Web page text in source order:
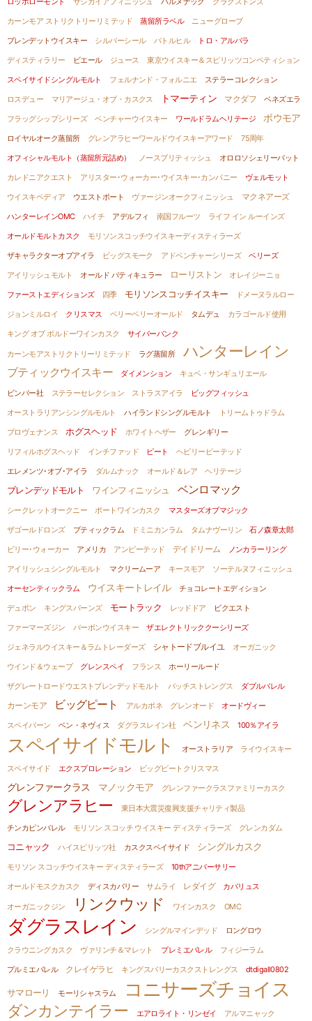
カーンモア ストリクトリーリミテッド
蒸留所ラベル
ニューグローブ
ブレンデットウイスキー
シルバーシール バトルヒル
トロ・アルバラ
ディスティラリー
ビエール ジュース
東京ウイスキー＆スピリッツコンペティション
スペイサイドシングルモルト
フェルナンド・フォルニエ
ステラーコレクション
ロスデュー
マリアージュ・オブ・カスクス トマーティン マクダフ
ベネズエラ
フラッグシップシリーズ
ベンチャーウイスキー ワールドラムヘリテージ ボウモア
ロイヤルオーク蒸留所 グレンアラヒーワールドウイスキーアワード
75周年
オフィシャルモルト（蒸留所元詰め）
ノースブリティッシュ
オロロソシェリーバット
カレドニアクエスト
アリスター･ウォーカー･ウイスキー･カンパニー
ヴェルモット
ウイスキペディア
ウエストポート ヴァージンオークフィニッシュ マクネアーズ
ハンターレインOMC ハイチ アデルフィ 南国フルーツ
ライフ イン ルーインズ
オールドモルトカスク
モリソンスコッチウイスキーディスティラーズ
ザキャラクターオブアイラ
ビッグスモーク アドベンチャーシリーズ
ベリーズ
アイリッシュモルト
オールド パティキュラー ローリストン
オレイジーニョ
ファーストエディションズ
四季 モリソンスコッチイスキー
ドメーヌラルロー
ジョンミルロイ
クリスマス ベリーベリーオールド タムデュ
カラゴールド使用
キング オブ ボルドーワインカスク
サイバーパンク
カーンモアストリクトリーリミテッド ラグ蒸留所 ハンターレイン
ブティックウイスキー ダイメンション
キュベ・サンギュリエール
ビンバー社
ステラーセレクション ストラスアイラ
ビッグフィッシュ
オーストラリアンシングルモルト
ハイランドシングルモルト
トリームトゥドラム
プロヴェナンス
ホグスヘッド ホワイトヘザー
グレンギリー
リフィルホグスヘッド
インチファッド ピート
ヘビリーピーテッド
エレメンツ･オブ･アイラ
ダルムナック オールド＆レア ヘリテージ
ブレンデッドモルト ワインフィニッシュ ベンロマック
シークレットオークニー ポートワインカスク
マスターズオブマジック
ザゴールドロンズ
ブティックラム ドミニカンラム タムナヴーリン
石ノ森章太郎
ビリー･ウォーカー
アメリカ アンピーテッド デイドリーム
ノンカラーリング
アイリッシュシングルモルト
マクリームーア キースモア
ソーテルヌフィニッシュ
オーセンティックラム
ウイスキートレイル
チョコレートエディション
デュポン
キングスバーンズ モートラック レッドドア
ビクエスト
ファーマーズジン
バーボンウイスキー
ザエレクトリッククーシリーズ
ジェネラルウイスキー＆ラムトレーダーズ
シャトードブルイユ
オーガニック
ウインド＆ウェーブ
グレンスペイ フランス
ホーリールード
ザグレートロードウエストブレンデッドモルト
バッチストレングス
ダブルバレル
カーンモア
ビッグピート アルカポネ グレンオード
オードヴィー
スペイバーン
ベン・ネヴィス ダグラスレイン社 ベンリネス 100％アイラ
スペイサイドモルト オーストラリア
ライウイスキー
スペイサイド
エクスプロレーション ビッグピートクリスマス
グレンファークラス マノックモア グレンファークラスファミリーカスク
グレンアラヒー
東日本大震災復興支援チャリティ製品
チンカピンバレル
モリソン スコッチ ウイスキー ディスティラーズ グレンカダム
コニャック ハイスピリッツ社 カスクスペイサイド シングルカスク
モリソン スコッチウイスキー ディスティラーズ
10thアニバーサリー
オールドモスクカスク
ディスカバリー サムライ レダイグ カバリュス
オーガニックジン リンクウッド ワインカスク OMC
ダグラスレイン シングルマインデッド
ロングロウ
クラウニングカスク
ヴァリンチ＆マレット プレミエバレル
フィジーラム
プルミエバレル
クレイゲラヒ キングスバリーカスクストレングス dtdigall0802
サマローリ モーリシャスラム コニサーズチョイス
ダンカンテイラー エアロライト・リンゼイ アルマニャック